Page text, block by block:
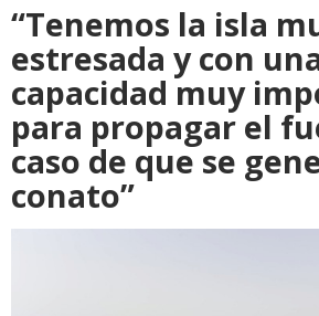
“Tenemos la isla
estresada y con
capacidad muy
para propagar el
caso de que se
conato”